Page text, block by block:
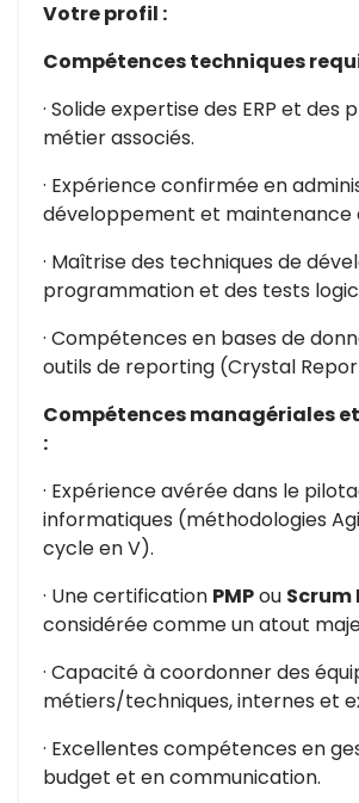
Votre profil :
Compétences techniques
· Solide expertise des ERP et des
métier associés.
· Expérience confirmée en
développement et maintenance
· Maîtrise des techniques de
programmation et des tests
· Compétences en bases de
outils de reporting (Crystal
Compétences managériales
:
· Expérience avérée dans le
informatiques (méthodologies
cycle en V).
· Une certification PMPou Scrum
considérée comme un atout
· Capacité à coordonner des
métiers/techniques, internes et
· Excellentes compétences en
budget et en communication.